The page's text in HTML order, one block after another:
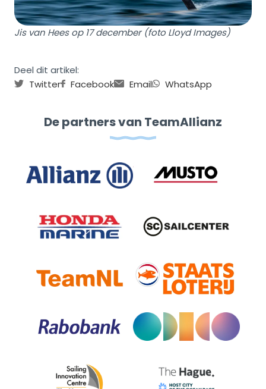
Jis van Hees op 17 december (foto Lloyd Images)
Deel dit artikel:
Twitter
Facebook Email WhatsApp
De partners van TeamAllianz